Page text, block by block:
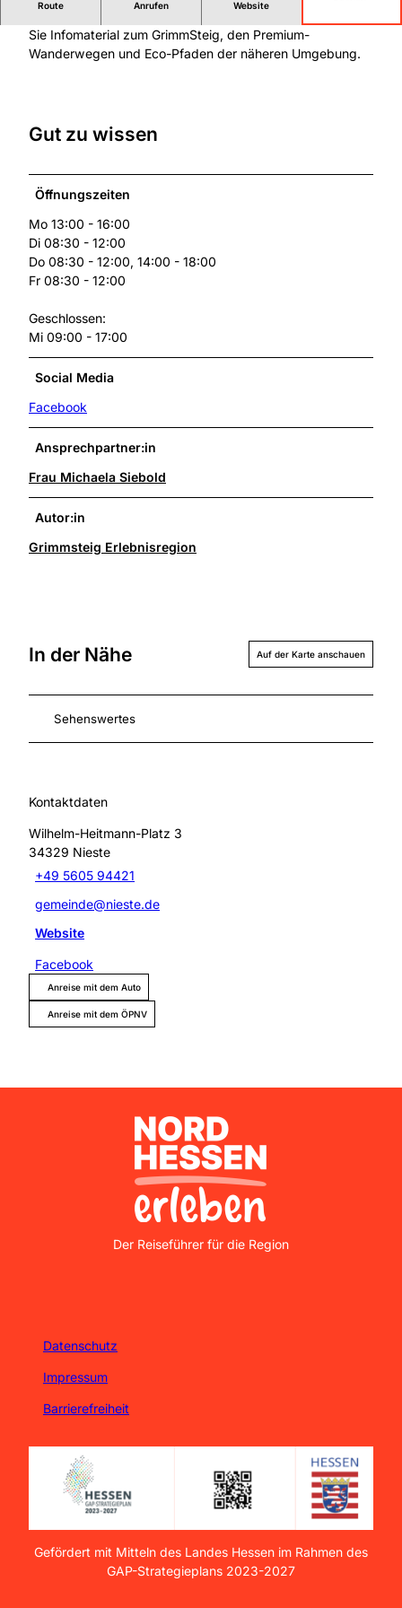
G
e
n
e
w
a
l
t
n
g
Route Anrufen Website
Sie Infomaterial zum GrimmSteig, den Premium-
Wanderwegen und Eco-Pfaden der näheren Umgebung.
Gut zu wissen
Öffnungszeiten
Mo 13:00 - 16:00
Di 08:30 - 12:00
Do 08:30 - 12:00, 14:00 - 18:00
Fr 08:30 - 12:00
Geschlossen:
Mi 09:00 - 17:00
Social Media
Facebook
Ansprechpartner:in
Frau Michaela Siebold
Autor:in
Grimmsteig Erlebnisregion
In der Nähe Auf der Karte anschauen
Sehenswertes
Kontaktdaten
Wilhelm-Heitmann-Platz 3
34329 Nieste
+49 5605 94421
gemeinde@nieste.de
Website
Facebook
Anreise mit dem Auto
Anreise mit dem ÖPNV
Nordhessen Erleben
Der Reiseführer für die Region
Datenschutz
Impressum
Barrierefreiheit
Gefördert mit Mitteln des Landes Hessen im Rahmen des
GAP-Strategieplans 2023-2027